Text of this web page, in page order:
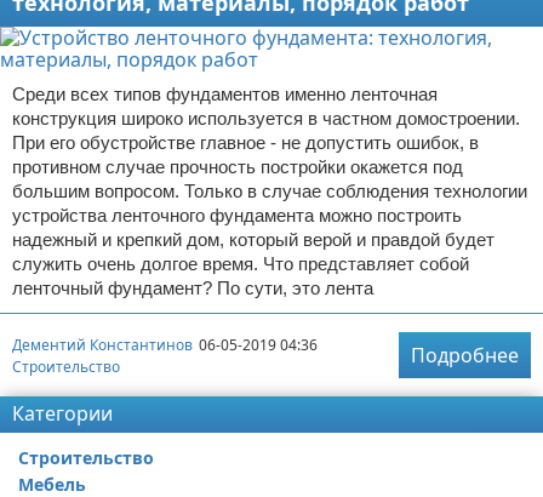
Среди всех типов фундаментов именно ленточная
конструкция широко используется в частном домостроении.
При его обустройстве главное - не допустить ошибок, в
противном случае прочность постройки окажется под
большим вопросом. Только в случае соблюдения технологии
устройства ленточного фундамента можно построить
надежный и крепкий дом, который верой и правдой будет
служить очень долгое время. Что представляет собой
ленточный фундамент? По сути, это лента
Дементий Константинов 06-05-2019 04:36
Строительство
Подробнее
Категории
Строительство
Мебель